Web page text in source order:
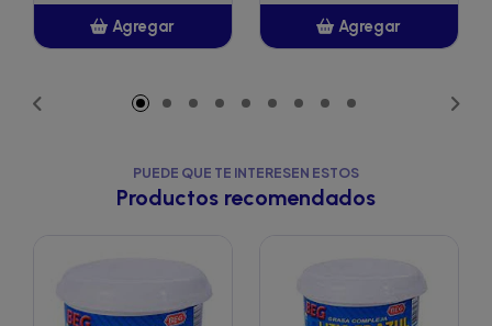
Agregar Agregar
PUEDE QUE TE INTERESEN ESTOS
Productos recomendados